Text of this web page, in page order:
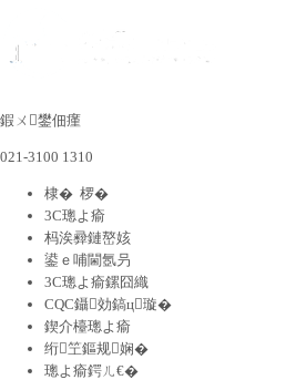
鍜ㄨ鐢佃瘽
021-3100 1310
棣� 椤�
3C璁よ瘉
杩涘彛鏈嶅姟
鍙ｅ哺閫氬叧
3C璁よ瘉鏍囧織
CQC鑷効鎬ц璇�
鍥介檯璁よ瘉
绗笁鏂规娴�
璁よ瘉鍔ㄦ€�